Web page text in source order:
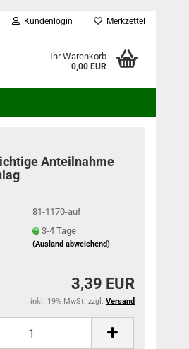
Kundenlogin Merkzettel
Ihr Warenkorb
0,00 EUR
Anteilnahme
81-1170-auf
3-4 Tage
(Ausland abweichend)
3,39 EUR
inkl. 19% MwSt. zzgl. Versand